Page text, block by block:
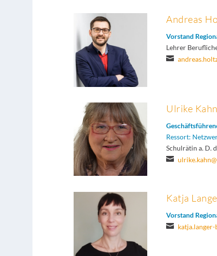
Andreas
Vorstand
Lehrer

Ulrike
Ressort:
Schulrätin a. D.

Katja
Vorstand
 katja.langer-